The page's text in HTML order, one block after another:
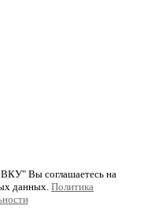
Вы соглашаетесь на
данных.Политика